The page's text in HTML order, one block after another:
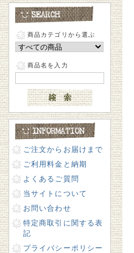
商品カテゴリから選ぶ
商品名を入力
ご注文からお届けまで
ご利用料金と納期
よくあるご質問
当サイトについて
お問い合わせ
特定商取引に関する表
記
プライバシーポリシー